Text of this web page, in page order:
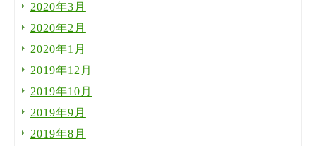
2020年3月
2020年2月
2020年1月
2019年12月
2019年10月
2019年9月
2019年8月